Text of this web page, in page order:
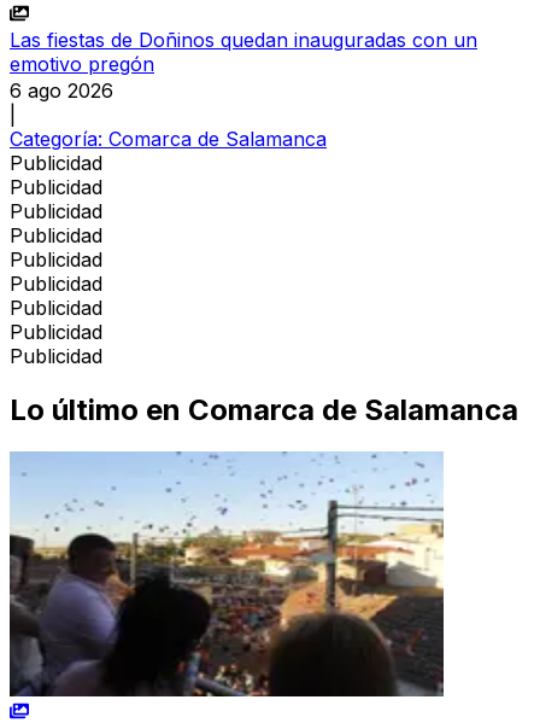
Las fiestas de Doñinos quedan inauguradas con un
emotivo pregón
6 ago 2026
Categoría: Comarca de Salamanca
Publicidad
Publicidad
Publicidad
Publicidad
Publicidad
Publicidad
Publicidad
Publicidad
Publicidad
Lo último en Comarca de Salamanca